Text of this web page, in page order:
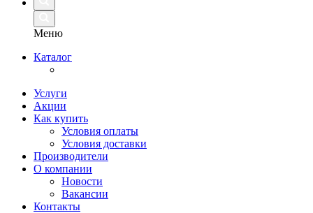
Меню
Каталог
Услуги
Акции
Как купить
Условия оплаты
Условия доставки
Производители
О компании
Новости
Вакансии
Контакты